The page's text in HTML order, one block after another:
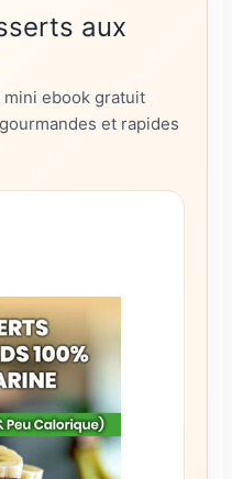
aux
ebook gratuit
et rapides